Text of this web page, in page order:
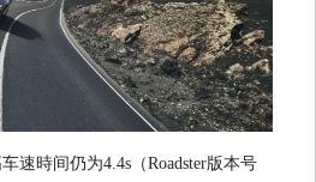
速時间仍为4.4s（Roadster版本号